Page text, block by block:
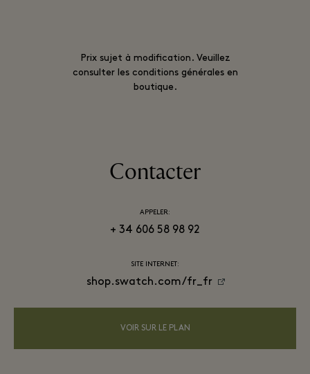
Prix sujet à modification. Veuillez
consulter les conditions générales en
boutique.
Contacter
APPELER:
+ 34 606 58 98 92
SITE INTERNET:
shop.swatch.com/fr_fr
VOIR SUR LE PLAN